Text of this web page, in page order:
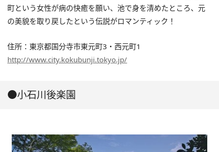
町という女性が病の快癒を願い、池で身を清めたところ、元
の美貌を取り戻したという伝説がロマンティック！
住所：東京都国分寺市東元町3・西元町1
http://www.city.kokubunji.tokyo.jp/
●小石川後楽園